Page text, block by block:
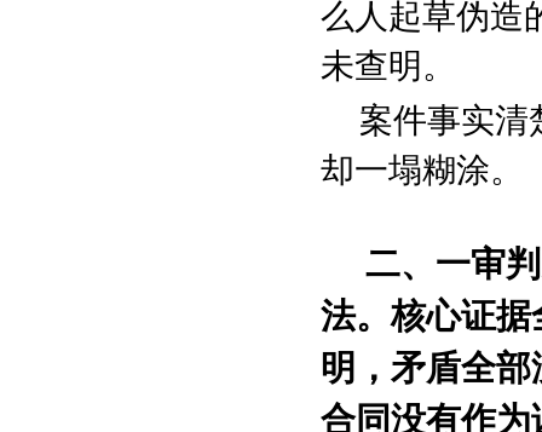
么人起草伪造
未查明。
案件事实清
却一塌糊涂。
二、一审
法。核心证
明，矛盾全
合同没有作